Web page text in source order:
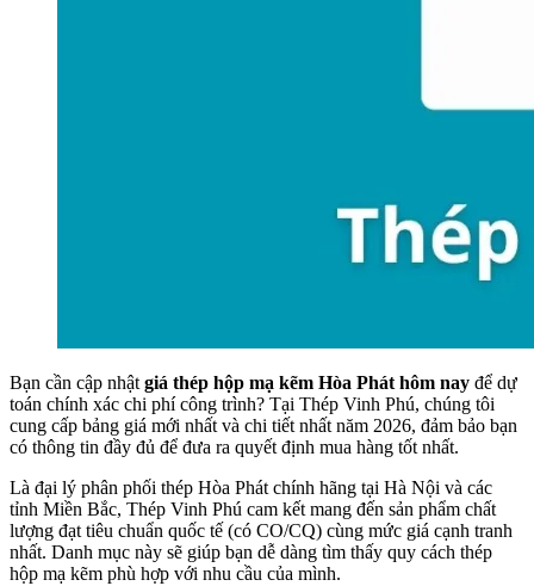
Bạn cần cập nhật giá thép hộp mạ kẽm Hòa Phát hôm nay để dự
toán chính xác chi phí công trình? Tại Thép Vinh Phú, chúng tôi
cung cấp bảng giá mới nhất và chi tiết nhất năm 2026, đảm bảo bạn
có thông tin đầy đủ để đưa ra quyết định mua hàng tốt nhất.
Là đại lý phân phối thép Hòa Phát chính hãng tại Hà Nội và các
tỉnh Miền Bắc, Thép Vinh Phú cam kết mang đến sản phẩm chất
lượng đạt tiêu chuẩn quốc tế (có CO/CQ) cùng mức giá cạnh tranh
nhất. Danh mục này sẽ giúp bạn dễ dàng tìm thấy quy cách thép
hộp mạ kẽm phù hợp với nhu cầu của mình.